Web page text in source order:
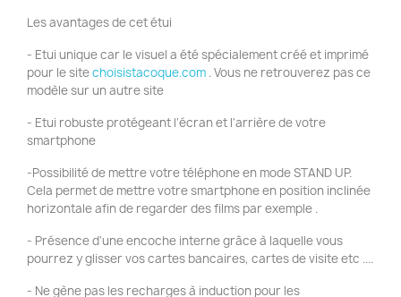
Les avantages de cet étui
- Etui unique car le visuel a été spécialement créé et imprimé
pour le sitechoisistacoque.com . Vous ne retrouverez pas ce
modèle sur un autre site
- Etui robuste protégeant l'écran et l'arrière de votre
smartphone
-Possibilité de mettre votre téléphone en mode STAND UP.
Cela permet de mettre votre smartphone en position inclinée
horizontale afin de regarder des films par exemple .
- Présence d'une encoche interne grâce à laquelle vous
pourrez y glisser vos cartes bancaires, cartes de visite etc ....
- Ne gène pas les recharges à induction pour les